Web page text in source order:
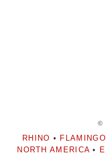
©
RHINO • FLAMINGO
NORTH AMERICA •